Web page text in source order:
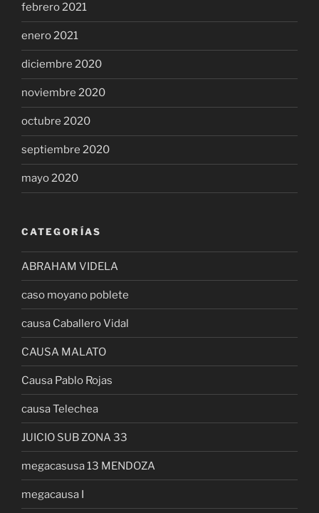
febrero 2021
enero 2021
diciembre 2020
noviembre 2020
octubre 2020
septiembre 2020
mayo 2020
CATEGORÍAS
ABRAHAM VIDELA
caso moyano poblete
causa Caballero Vidal
CAUSA MALATO
Causa Pablo Rojas
causa Telechea
JUICIO SUB ZONA 33
megacasusa 13 MENDOZA
megacausa I